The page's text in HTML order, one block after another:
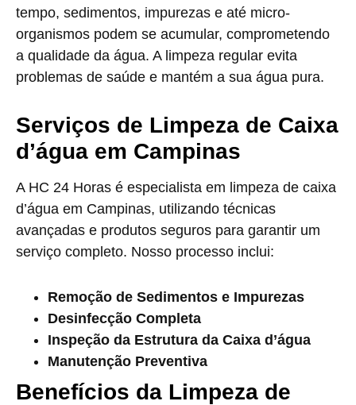
tempo, sedimentos, impurezas e até micro-
organismos podem se acumular, comprometendo
a qualidade da água. A limpeza regular evita
problemas de saúde e mantém a sua água pura.
Serviços de Limpeza de Caixa
d’água em Campinas
A HC 24 Horas é especialista em limpeza de caixa
d’água em Campinas, utilizando técnicas
avançadas e produtos seguros para garantir um
serviço completo. Nosso processo inclui:
Remoção de Sedimentos e Impurezas
Desinfecção Completa
Inspeção da Estrutura da Caixa d’água
Manutenção Preventiva
Benefícios da Limpeza de